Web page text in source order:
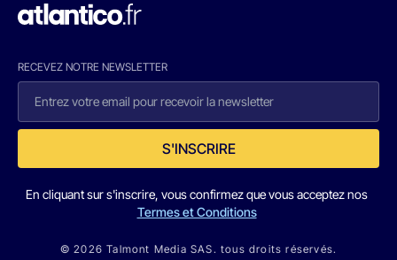
RECEVEZ NOTRE NEWSLETTER
S'INSCRIRE
En cliquant sur s'inscrire, vous confirmez que vous acceptez nos
Termes et Conditions
© 2026 Talmont Media SAS. tous droits réservés.